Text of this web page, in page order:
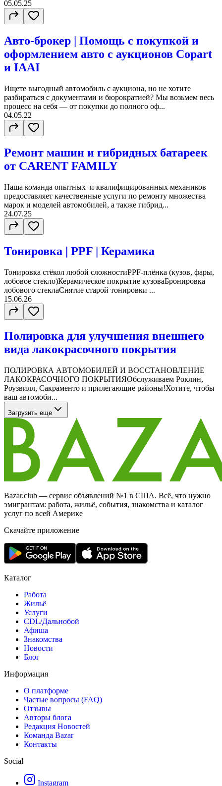
05.05.25
Авто-брокер | Помощь с покупкой и
оформлением авто с аукционов Copart
и IAAI
Ищете выгодный автомобиль с аукциона, но не хотите
разбираться с документами и бюрократией? Мы возьмем весь
процесс на себя — от покупки до полного оф...
04.05.22
Ремонт машин и гибридных батареек
от CARENT FAMILY
Наша команда опытных и квалифицированных механиков
предоставляет качественные услуги по ремонту множества
марок и моделей автомобилей, а также гибрид...
24.07.25
Тонировка | PPF | Керамика
Тонировка стёкол любой сложностиPPF-плёнка (кузов, фары,
лобовое стекло)Керамическое покрытие кузоваБронировка
лобового стеклаСнятие старой тонировки ...
15.06.26
Полировка для улучшения внешнего
вида лакокрасочного покрытия
ПОЛИРОВКА АВТОМОБИЛЕЙ И ВОССТАНОВЛЕНИЕ
ЛАКОКРАСОЧНОГО ПОКРЫТИЯОбслуживаем Роклин,
Роузвилл, Сакраменто и прилегающие районы!Хотите, чтобы
ваш автомоби...
Загрузить еще
Bazar.club — сервис объявлений №1 в США. Всё, что нужно
эмигрантам: работа, жильё, события, знакомства и каталог
услуг по всей Америке
Скачайте приложение
Каталог
Работа
Жильё
Услуги
CDL/Дальнобой
Афиша
Знакомства
Новости
Блог
Информация
О платформе
Частые вопросы (FAQ)
Отзывы
Авторы блога
Редакция Новостей
Команда Bazar
Контакты
Social
Instagram